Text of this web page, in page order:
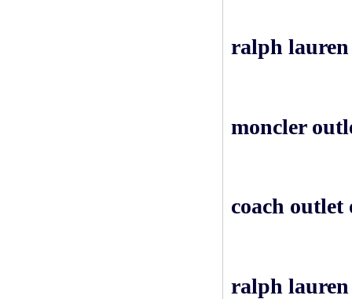
ralph
moncler
coach outlet
ralph